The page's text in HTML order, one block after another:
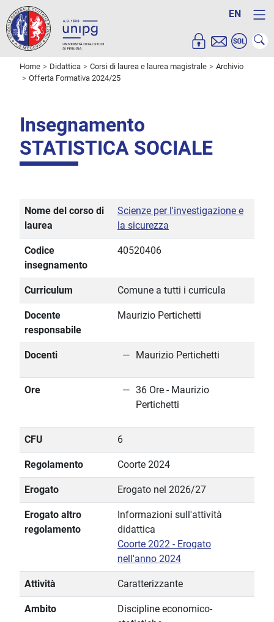
EN
Home Didattica Corsi di laurea e laurea magistrale
Archivio
Offerta Formativa 2024/25
Insegnamento
STATISTICA SOCIALE
Nome del corso di
laurea
Scienze per l'investigazione e
la sicurezza
Codice
insegnamento
40520406
Curriculum Comune a tutti i curricula
Docente
responsabile
Maurizio Pertichetti
Docenti Maurizio Pertichetti
Ore
36 Ore - Maurizio
Pertichetti
CFU 6
Regolamento Coorte 2024
Erogato Erogato nel 2026/27
Erogato altro
regolamento
Informazioni sull'attività
didattica
Coorte 2022 - Erogato
nell'anno 2024
Attività Caratterizzante
Ambito
Discipline economico-